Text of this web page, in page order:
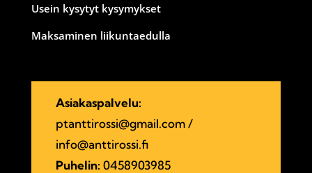
Usein kysytyt kysymykset
Maksaminen liikuntaedulla
Asiakaspalvelu:
ptanttirossi@gmail.com/
info@anttirossi.fi
Puhelin: 0458903985